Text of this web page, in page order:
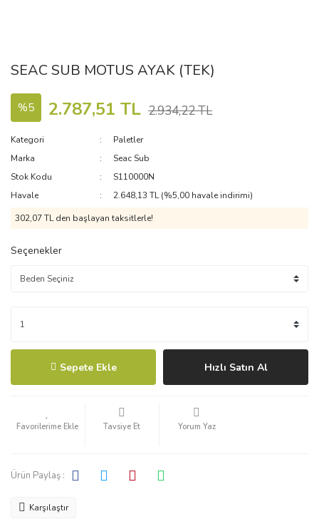
SEAC SUB MOTUS AYAK (TEK)
%5 2.787,51 TL 2.934,22 TL
Kategori
Paletler
Marka
Seac Sub
Stok Kodu
S110000N
Havale
2.648,13 TL (%5,00 havale indirimi)
302,07 TL den başlayan taksitlerle!
Seçenekler
Sepete Ekle Hızlı Satın Al
Tavsiye Et Yorum Yaz
Ürün Paylaş :
Karşılaştır